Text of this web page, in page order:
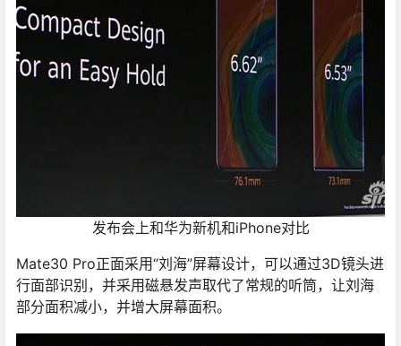
发布会上和华为新机和iPhone对比
Mate30 Pro正面采用“刘海”屏幕设计，可以通过3D镜头进
行面部识别，并采用磁悬发声取代了常规的听筒，让刘海
部分面积减小，并增大屏幕面积。